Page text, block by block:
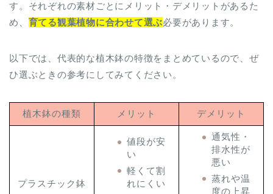
す。それぞれの素材ごとにメリット・デメリットがあるた
め、 育てる観葉植物に合わせて選ぶ必要があります。
以下では、代表的な植木鉢の特徴をまとめているので、ぜ
ひ選ぶときの参考にしてみてください。
植木鉢の種類 メリット デメリット
プラスチック鉢
値段が安
い
軽くて割
れにくい
通気性・
排水性が
悪い
蒸れや温
度の上昇